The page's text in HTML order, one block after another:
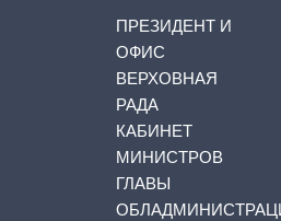
ПРЕЗИДЕНТ И
ОФИС
ВЕРХОВНАЯ
РАДА
КАБИНЕТ
МИНИСТРОВ
ГЛАВЫ